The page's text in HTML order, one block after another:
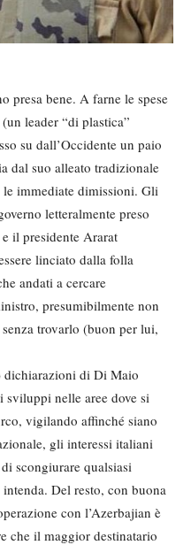
presa bene. A farne le spese
leader “di plastica”
su dall’Occidente un paio
dal suo alleato tradizionale
immediate dimissioni. Gli
letteralmente preso
il presidente Ararat
linciato dalla folla
andati a cercare
presumibilmente non
trovarlo (buon per lui,
dichiarazioni di Di Maio
nelle aree dove si
vigilando affinché siano
gli interessi italiani
scongiurare qualsiasi
Del resto, con buona
con l’Azerbajian è
che il maggior destinatario